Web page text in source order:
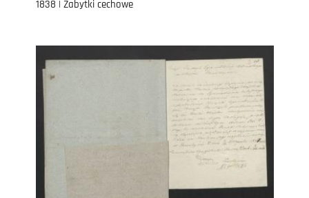
1838 | Zabytki cechowe